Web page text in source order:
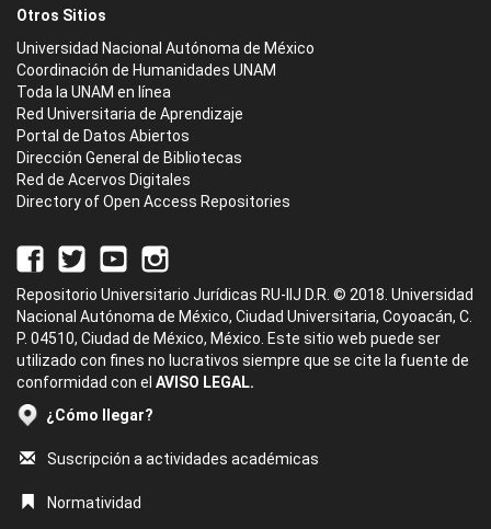
Otros Sitios
Universidad Nacional Autónoma de México
Coordinación de Humanidades UNAM
Toda la UNAM en línea
Red Universitaria de Aprendizaje
Portal de Datos Abiertos
Dirección General de Bibliotecas
Red de Acervos Digitales
Directory of Open Access Repositories
Repositorio Universitario Jurídicas RU-IIJ D.R. © 2018. Universidad
Nacional Autónoma de México, Ciudad Universitaria, Coyoacán, C.
P. 04510, Ciudad de México, México. Este sitio web puede ser
utilizado con fines no lucrativos siempre que se cite la fuente de
conformidad con el AVISO LEGAL.
¿Cómo llegar?
Suscripción a actividades académicas
Normatividad